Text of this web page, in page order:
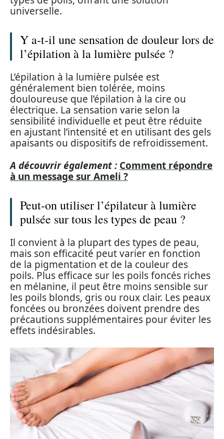
universelle.
Y a-t-il une sensation de douleur lors de
l’épilation à la lumière pulsée ?
L’épilation à la lumière pulsée est
généralement bien tolérée, moins
douloureuse que l’épilation à la cire ou
électrique. La sensation varie selon la
sensibilité individuelle et peut être réduite
en ajustant l’intensité et en utilisant des gels
apaisants ou dispositifs de refroidissement.
A découvrir également : Comment répondre
à un message sur Ameli ?
Peut-on utiliser l’épilateur à lumière
pulsée sur tous les types de peau ?
Il convient à la plupart des types de peau,
mais son efficacité peut varier en fonction
de la pigmentation et de la couleur des
poils. Plus efficace sur les poils foncés riches
en mélanine, il peut être moins sensible sur
les poils blonds, gris ou roux clair. Les peaux
foncées ou bronzées doivent prendre des
précautions supplémentaires pour éviter les
effets indésirables.